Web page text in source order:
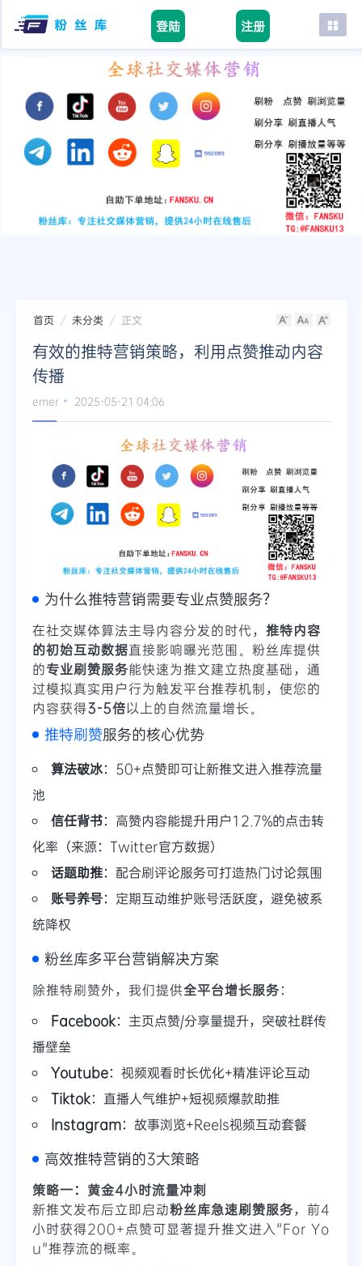
登陆 注册
首页
tiktok
youtube
instagram
首页 未分类 正文
有效的推特营销策略，利用点赞推动内容
传播
emer 2025-05-21 04:06
为什么推特营销需要专业点赞服务？
在社交媒体算法主导内容分发的时代， 推特内容
的初始互动数据直接影响曝光范围。粉丝库提供
的专业刷赞服务能快速为推文建立热度基础，通
过模拟真实用户行为触发平台推荐机制，使您的
内容获得3-5倍以上的自然流量增长。
推特刷赞服务的核心优势
算法破冰：50+点赞即可让新推文进入推荐流量
池
信任背书：高赞内容能提升用户12.7%的点击转
化率（来源：Twitter官方数据）
话题助推：配合刷评论服务可打造热门讨论氛围
账号养号：定期互动维护账号活跃度，避免被系
统降权
粉丝库多平台营销解决方案
除推特刷赞外，我们提供全平台增长服务：
Facebook：主页点赞/分享量提升，突破社群传
播壁垒
Youtube：视频观看时长优化+精准评论互动
Tiktok：直播人气维护+短视频爆款助推
Instagram：故事浏览+Reels视频互动套餐
高效推特营销的3大策略
策略一：黄金4小时流量冲刺
新推文发布后立即启动粉丝库急速刷赞服务，前4
小时获得200+点赞可显著提升推文进入"For Yo
u"推荐流的概率。